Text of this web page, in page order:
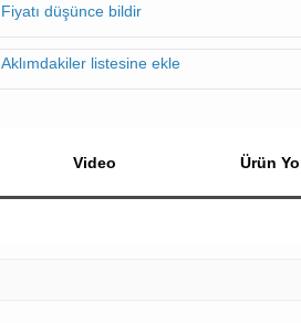
Fiyatı düşünce bildir
Aklımdakiler listesine ekle
Video Ürün